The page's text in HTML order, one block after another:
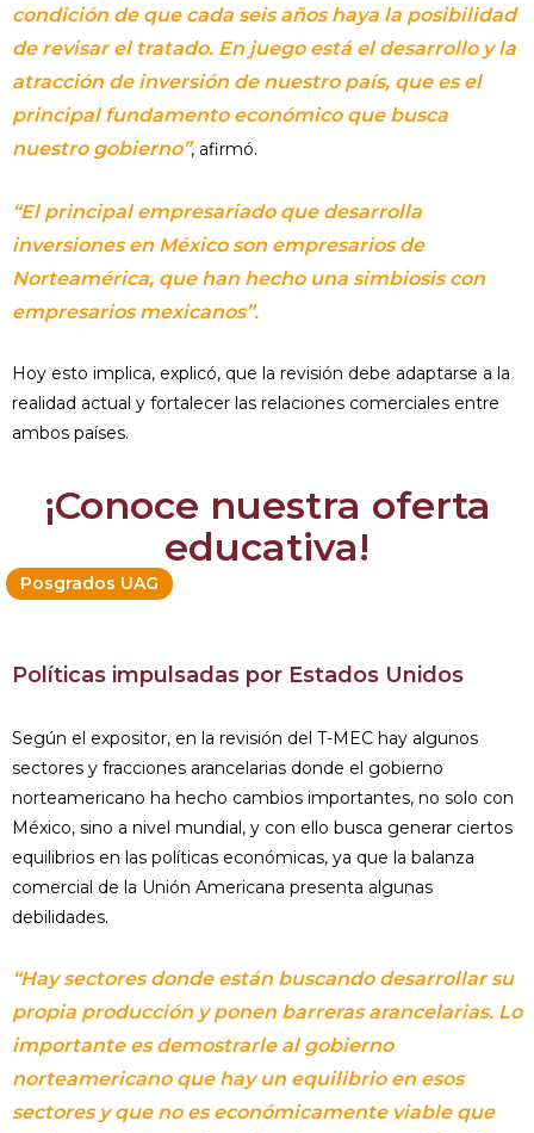
condición de que cada seis años haya la posibilidad
de revisar el tratado. En juego está el desarrollo y la
atracción de inversión de nuestro país, que es el
principal fundamento económico que busca
nuestro gobierno”, afirmó.
“El principal empresariado que desarrolla
inversiones en México son empresarios de
Norteamérica, que han hecho una simbiosis con
empresarios mexicanos”.
Hoy esto implica, explicó, que la revisión debe adaptarse a la
realidad actual y fortalecer las relaciones comerciales entre
ambos países.
¡Conoce nuestra oferta
educativa!
Posgrados UAG
Políticas impulsadas por Estados Unidos
Según el expositor, en la revisión del T-MEC hay algunos
sectores y fracciones arancelarias donde el gobierno
norteamericano ha hecho cambios importantes, no solo con
México, sino a nivel mundial, y con ello busca generar ciertos
equilibrios en las políticas económicas, ya que la balanza
comercial de la Unión Americana presenta algunas
debilidades.
“Hay sectores donde están buscando desarrollar su
propia producción y ponen barreras arancelarias. Lo
importante es demostrarle al gobierno
norteamericano que hay un equilibrio en esos
sectores y que no es económicamente viable que